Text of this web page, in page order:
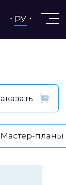
РУ
Мастер-планы